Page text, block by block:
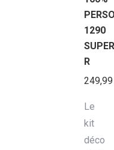
1290
R
Le
kit
déco